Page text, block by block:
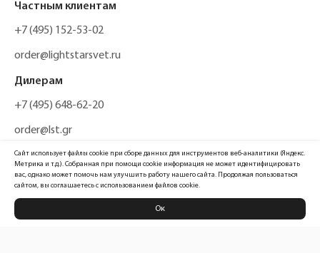
Частным клиентам
+7 (495) 152-53-02
order@lightstarsvet.ru
Дилерам
+7 (495) 648-62-20
order@lst.gr
Политика конфиденциальности
Сайт использует файлы cookie при сборе данных для инструментов веб-аналитики (Яндекс.
Метрика и т.д.). Собранная при помощи cookie информация не может идентифицировать
вас, однако может помочь нам улучшить работу нашего сайта. Продолжая пользоваться
сайтом, вы соглашаетесь с использованием файлов cookie.
Ок